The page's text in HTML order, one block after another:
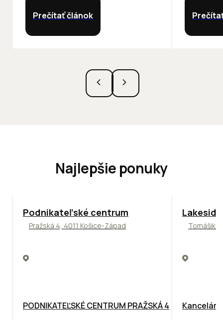
Prečítať článok
Najlepšie ponuky
ODPORÚČAME
Podnikateľské centrum
Pražská 4, 4011 Košice-Západ
PODNIKATEĽSKÉ CENTRUM PRAŽSKÁ 4